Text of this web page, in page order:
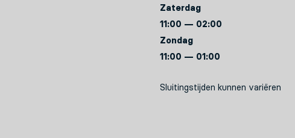
Zaterdag
11:00 — 02:00
Zondag
11:00 — 01:00
Sluitingstijden kunnen variëren